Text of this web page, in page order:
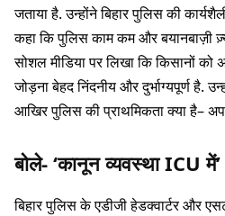
जताया है. उन्होंने बिहार पुलिस की
कहा कि पुलिस काम कम और बयानबाज़ी
सोशल मीडिया पर लिखा कि किसानों
जोड़ना बेहद निंदनीय और दुर्भाग्यपूर्ण है.
आखिर पुलिस की प्राथमिकता क्या है–
बोले- ‘कानून व्यवस्था ICU में’
बिहार पुलिस के एडीजी हेडक्वार्टर और